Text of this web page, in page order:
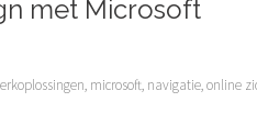
met Microsoft
, microsoft, navigatie,online